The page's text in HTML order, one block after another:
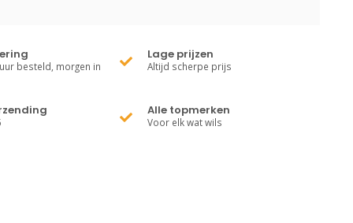
besteld, morgen in
Lage prijzen
Altijd scherpe prijs
Alle topmerken
Voor elk wat wils